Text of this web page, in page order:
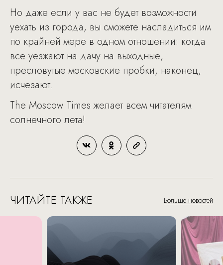
Но даже если у вас не будет возможности
уехать из города, вы сможете насладиться им
по крайней мере в одном отношении: когда
все уезжают на дачу на выходные,
пресловутые московские пробки, наконец,
исчезают.
The Moscow Times желает всем читателям
солнечного лета!
ЧИТАЙТЕ ТАКЖЕ Больше новостей